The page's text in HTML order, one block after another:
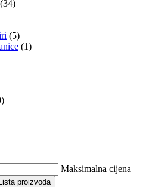
(34)
(5)
(1)
Maksimalna cijena
Lista proizvoda